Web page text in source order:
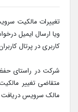
تغییرات مالکیت
ویا ارسال ایمیل
کاربری در پرتال
شرکت در راستای
متقاضی تغییر
مالک سرویس دریافت